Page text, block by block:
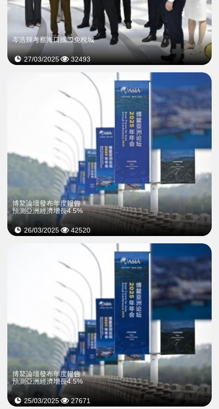
岑浩輝考察海口國際免稅城
27/03/2025 32493
博鰲論壇發布年度報告
預測亞洲經濟增長4.5%
26/03/2025 42520
博鰲論壇發布年度報告
預測亞洲經濟增長4.5%
25/03/2025 27671